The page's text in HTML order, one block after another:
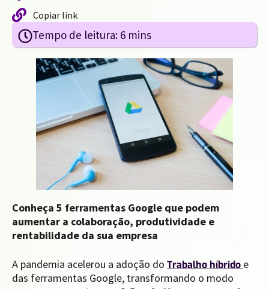
Copiar link
Conheça 5 ferramentas Google que podem
aumentar a colaboração, produtividade e
rentabilidade da sua empresa
A pandemia acelerou a adoção do Trabalho híbrido e
das ferramentas Google, transformando o modo